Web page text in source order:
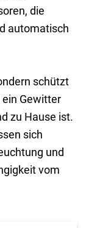
die
automatisch
schützt
Gewitter
zu Hause ist.
sich
und
vom